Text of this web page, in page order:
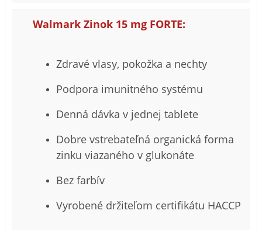
Walmark Zinok 15 mg FORTE:
Zdravé vlasy, pokožka a nechty
Podpora imunitného systému
Denná dávka v jednej tablete
Dobre vstrebateľná organická forma
zinku viazaného v glukonáte
Bez farbív
Vyrobené držiteľom certifikátu HACCP